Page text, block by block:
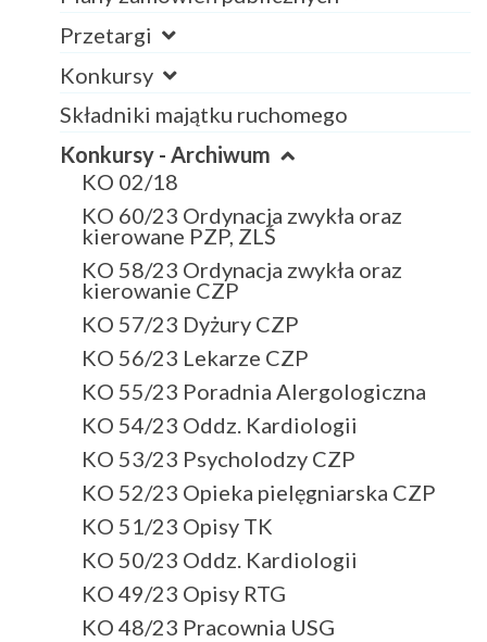
Przetargi
Konkursy
Składniki majątku ruchomego
Konkursy - Archiwum
KO 02/18
KO 60/23 Ordynacja zwykła oraz
kierowane PZP, ZLŚ
KO 58/23 Ordynacja zwykła oraz
kierowanie CZP
KO 57/23 Dyżury CZP
KO 56/23 Lekarze CZP
KO 55/23 Poradnia Alergologiczna
KO 54/23 Oddz. Kardiologii
KO 53/23 Psycholodzy CZP
KO 52/23 Opieka pielęgniarska CZP
KO 51/23 Opisy TK
KO 50/23 Oddz. Kardiologii
KO 49/23 Opisy RTG
KO 48/23 Pracownia USG